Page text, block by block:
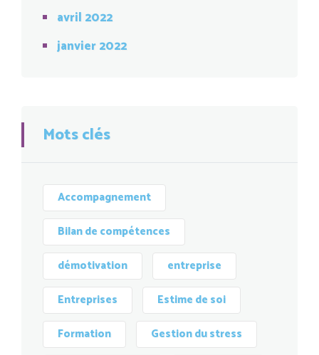
avril 2022
janvier 2022
Mots clés
Accompagnement
Bilan de compétences
démotivation
entreprise
Entreprises
Estime de soi
Formation
Gestion du stress